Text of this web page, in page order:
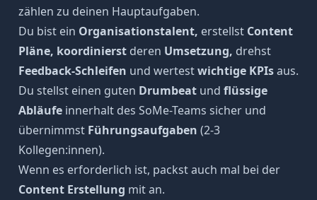
zählen zu deinen Hauptaufgaben.
Du bist ein Organisationstalent, erstellst Content
Pläne, koordinierstderen Umsetzung, drehst
Feedback-Schleifen und wertestwichtige KPIsaus.
Du stellst einen guten Drumbeatund flüssige
Abläufeinnerhalt des SoMe-Teams sicher und
übernimmst Führungsaufgaben (2-3
Kollegen:innen).
Wenn es erforderlich ist, packst auch mal bei der
Content Erstellung mit an.